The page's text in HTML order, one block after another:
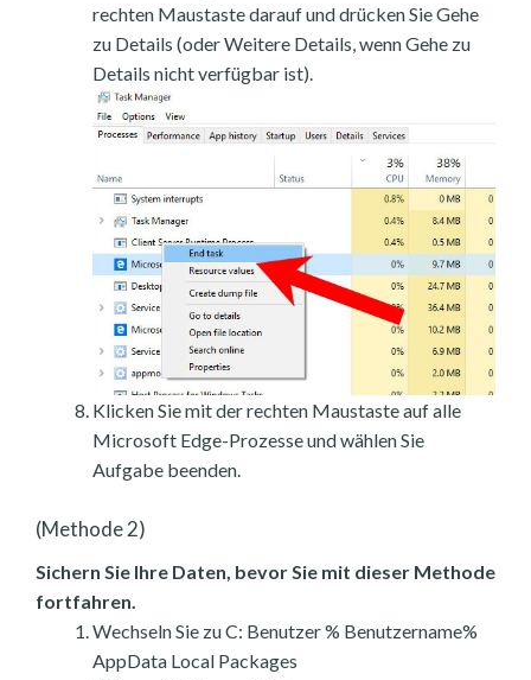
rechten Maustaste darauf und drücken Sie Gehe
zu Details (oder Weitere Details, wenn Gehe zu
Details nicht verfügbar ist).
Klicken Sie mit der rechten Maustaste auf alle
Microsoft Edge-Prozesse und wählen Sie
Aufgabe beenden.
(Methode 2)
Sichern Sie Ihre Daten, bevor Sie mit dieser Methode
fortfahren.
Wechseln Sie zu C: Benutzer % Benutzername%
AppData Local Packages